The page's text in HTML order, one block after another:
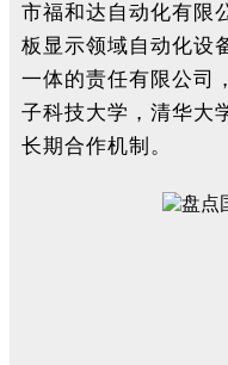
市福和达自动化有限
板显示领域自动化设
一体的责任有限公司
子科技大学，清华大
长期合作机制。